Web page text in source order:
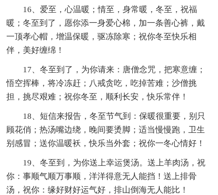
16、爱至，心温暖；情至，身常暖，冬至，祝福
暖；冬至到了，愿你添一身爱心棉，加一条善心裤，戴
一顶孝心帽，增温保暖，驱冻除寒；祝你冬至快乐相
伴，美好缠绵！
17、冬至到了，为你请来：唐僧念咒，把寒意缠；
悟空挥棒，将冷冻赶；八戒贪吃，吃掉苦难；沙僧挑
担，挑尽艰难；祝你冬至，顺利长安，快乐常伴！
18、短信来报告，冬至节气到：保暖很重要，别只
顾花俏；热汤嘴边绕，晚间要烫脚；适当慢慢跑，卫生
别感冒；送你温暖袄，快乐当外套；祝你一冬心情好！
19、冬至到，为你送上幸运煲汤。送上羊肉汤，祝
你：事顺气顺万事顺，洋洋得意无人能挡！送上排骨
汤，祝你：缘好财好运气好，排山倒海无人能比！